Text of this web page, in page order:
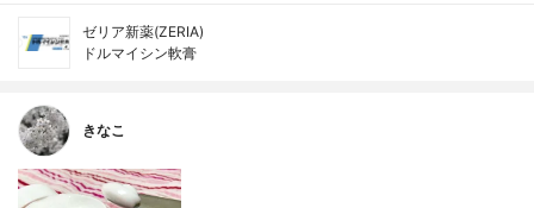
ゼリア新薬(ZERIA)
ドルマイシン軟膏
きなこ